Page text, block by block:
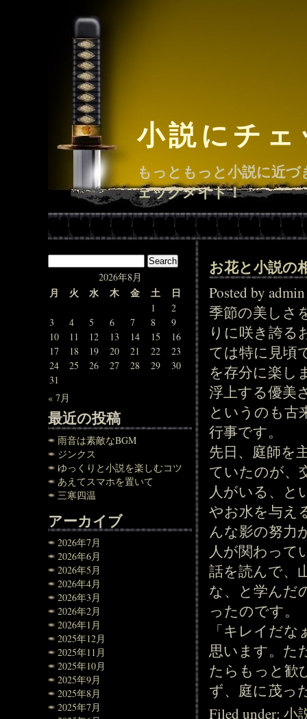
小説にチ
もっともっと小説に近
ェックメイト！
2026年8月
月 火 水 木 金 土 日
1
2
3
4 5 6 7 8
9
10
11 12 13 14 15
16
17
18 19 20 21 22
23
24
25 26 27 28 29
30
31
« 7月
最近の投稿
雨音は素敵なBGM
ジンクス
ゆっくりと小説を楽しむコツ
あえてスマホを置いて
三寒四温
アーカイブ
2026年7月
2026年6月
2026年5月
2026年4月
2026年3月
2026年2月
2026年1月
2025年12月
2025年11月
2025年10月
2025年9月
2025年8月
2025年7月
お花と小説の
Posted by
季節の美しさ
りに咲き誇る
ては特に見頃
を存分に楽し
浮上する優美
というのも古
行事です。
先日、庭師を
ていたのが、
人がいる、と
やお水を与え
んな影の努力
人が関わって
話を読んで、
な、と学んだ
ったのです。
「キレイだ
思います。た
たらもっと歓
ず、庭に茂っ
Filed under:小